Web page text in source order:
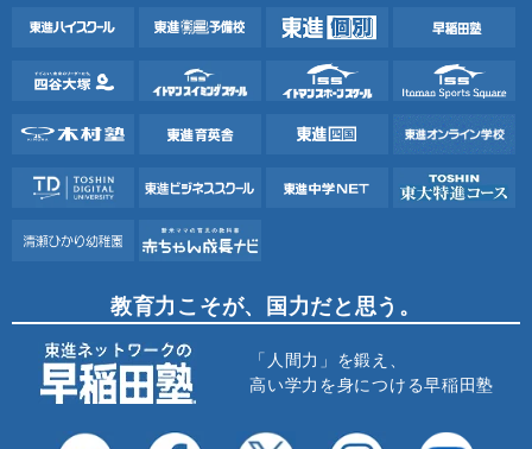
教育力こそが、国力だと思う。
「人間力」を鍛え、
高い学力を身につける早稲田塾